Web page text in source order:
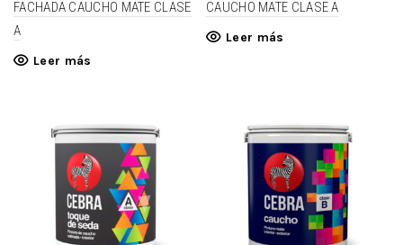
FACHADA CAUCHO MATE CLASE
A
Leer más
CAUCHO MATE CLASE A
Leer más